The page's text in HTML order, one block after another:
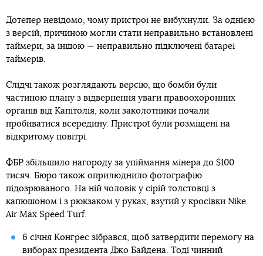
Дотепер невідомо, чому пристрої не вибухнули. За однією
з версій, причиною могли стати неправильно встановлені
таймери, за іншою — неправильно підключені батареї
таймерів.
Слідчі також розглядають версію, що бомби були
частиною плану з відвернення уваги правоохоронних
органів від Капітолія, коли заколотники почали
пробиватися всередину. Пристрої були розміщені на
відкритому повітрі.
ФБР збільшило нагороду за упіймання мінера до $100
тисяч. Бюро також оприлюднило фотографію
підозрюваного. На ній чоловік у сірій толстовці з
капюшоном і з рюкзаком у руках, взутий у кросівки Nike
Air Max Speed ​​Turf.
6 січня Конгрес зібрався, щоб затвердити перемогу на
виборах президента Джо Байдена. Тоді чинний